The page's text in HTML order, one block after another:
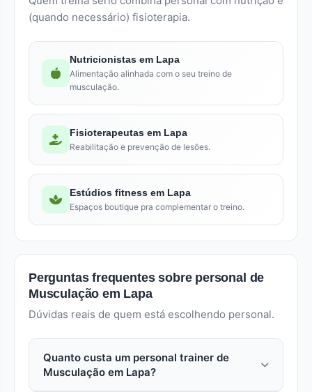
(quando necessário) fisioterapia.
Nutricionistas em Lapa
Alimentação alinhada com o seu treino de
musculação.
Fisioterapeutas em Lapa
Reabilitação e prevenção de lesões.
Estúdios fitness em Lapa
Espaços boutique pra complementar o treino.
Perguntas frequentes sobre personal de
Musculação em Lapa
Dúvidas reais de quem está escolhendo personal.
Quanto custa um personal trainer de
Musculação em Lapa?